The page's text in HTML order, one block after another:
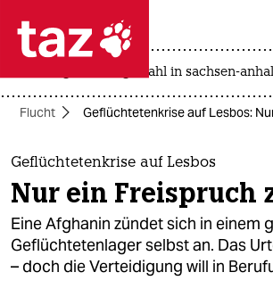
 taz zahl ich
taz zahl ich
themen
politik
öko
landtagswahl in sachsen-
Flucht Geflüchtetenkrise auf Lesbos:
Geflüchtetenkrise auf Lesbos
Nur ein Freispruch
Eine Afghanin zündet sich in einem
Geflüchtetenlager selbst an. Das
– doch die Verteidigung will in